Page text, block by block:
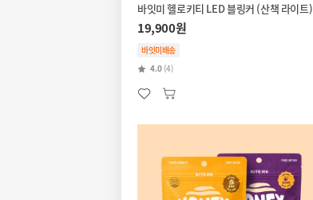
바잇미 헬로키티 LED 블링커 (산책 라이트)
19,900원
바잇미배송
4.0 (4)